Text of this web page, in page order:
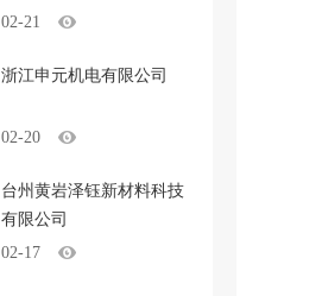
02-21
浙江申元机电有限公司
02-20
台州黄岩泽钰新材料科技
有限公司
02-17